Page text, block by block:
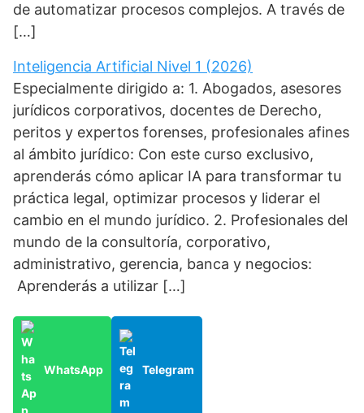
de automatizar procesos complejos. A través de
[…]
Inteligencia Artificial Nivel 1 (2026)
Especialmente dirigido a: 1. Abogados, asesores
jurídicos corporativos, docentes de Derecho,
peritos y expertos forenses, profesionales afines
al ámbito jurídico: Con este curso exclusivo,
aprenderás cómo aplicar IA para transformar tu
práctica legal, optimizar procesos y liderar el
cambio en el mundo jurídico. 2. Profesionales del
mundo de la consultoría, corporativo,
administrativo, gerencia, banca y negocios:
Aprenderás a utilizar […]
WhatsApp Telegram